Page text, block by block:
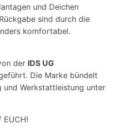
und Deichen
sind durch die
komfortabel.
der IDS UG
Die Marke bündelt
und Werkstattleistung unter
EUCH!